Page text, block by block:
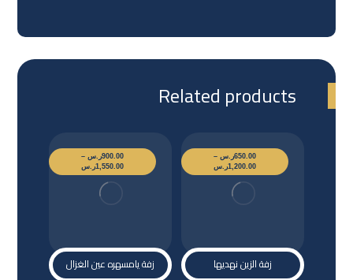
Related products
زفة الزين نهديها
650.00ر.س –
1,200.00ر.س
زفة يامسهره عين الغزال
900.00ر.س –
1,550.00ر.س